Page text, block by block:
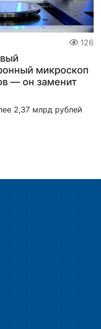
126
микроскоп
— он заменит
2,37 млрд рублей